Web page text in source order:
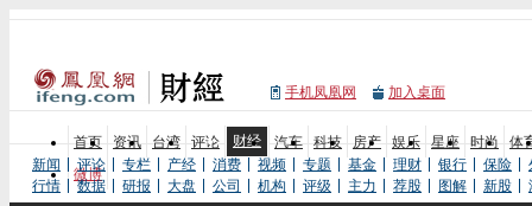
手机凤凰网 加入桌面
首页 资讯 台湾 评论 财经 汽车 科技 房产 娱乐 星座 时尚
体
微博
新闻 评论 专栏 产经 消费 视频 专题 基金 理财 银行 保险
行情
数据 研报 大盘 公司 机构 评级 主力 荐股 图解 新股